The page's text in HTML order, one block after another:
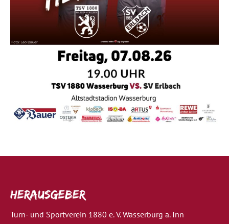
Herausgeber
Turn- und Sportverein 1880 e. V. Wasserburg a. Inn